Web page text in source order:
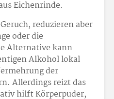
Eichenrinde.
reduzieren aber
oder die
Alternative kann
Alkohol lokal
der
Allerdings reizt das
hilft Körperpuder,